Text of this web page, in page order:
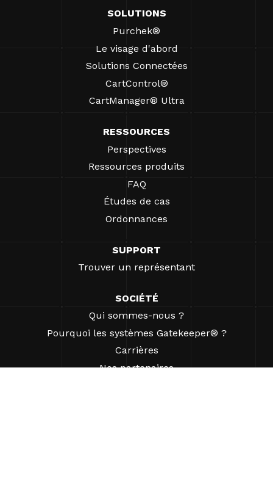
SOLUTIONS
Purchek®
Le visage d'abord
Solutions Connectées
CartControl®
CartManager® Ultra
RESSOURCES
Perspectives
Ressources produits
FAQ
Études de cas
Ordonnances
SUPPORT
Trouver un représentant
SOCIÉTÉ
Qui sommes-nous ?
Pourquoi les systèmes Gatekeeper® ?
Carrières
Nos partenaires